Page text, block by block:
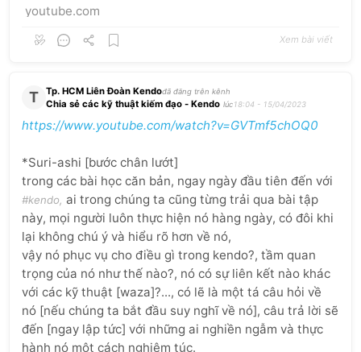
youtube.com
Xem bài viết
T Tp. HCM Liên Đoàn Kendođã đăng trên kênh
Chia sẻ các kỹ thuật kiếm đạo - Kendo lúc18:04 - 15/04/2023
https://www.youtube.com/watch?v=GVTmf5chOQ0
*Suri-ashi [bước chân lướt]
trong các bài học căn bản, ngay ngày đầu tiên đến với
#kendo, ai trong chúng ta cũng từng trải qua bài tập
này, mọi người luôn thực hiện nó hàng ngày, có đôi khi
lại không chú ý và hiểu rõ hơn về nó,
vậy nó phục vụ cho điều gì trong kendo?, tầm quan
trọng của nó như thế nào?, nó có sự liên kết nào khác
với các kỹ thuật [waza]?..., có lẽ là một tá câu hỏi về
nó [nếu chúng ta bắt đầu suy nghĩ về nó], câu trả lời sẽ
đến [ngay lập tức] với những ai nghiền ngẫm và thực
hành nó một cách nghiêm túc.